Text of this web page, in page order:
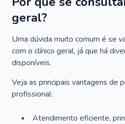
geral?
Uma dúvida muito comum é se
com o clínico geral, já que há
disponíveis.
Veja as principais vantagens de
profissional:
Atendimento eficiente,